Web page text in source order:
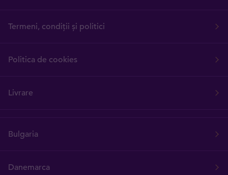
Termeni, condiții și politici
Politica de cookies
Livrare
Bulgaria
Danemarca